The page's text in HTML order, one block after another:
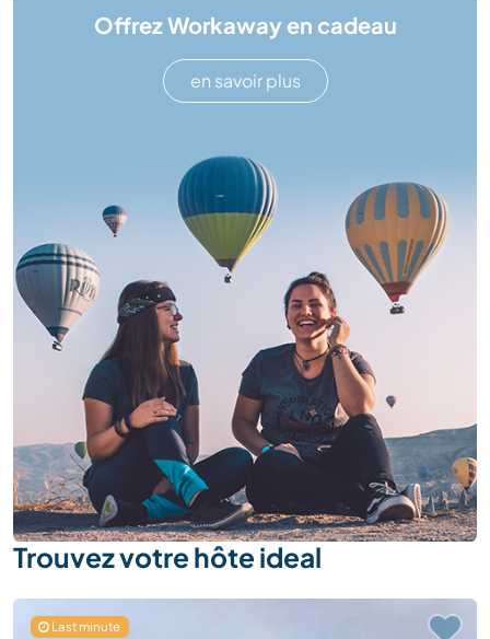
Offrez Workaway en cadeau
en savoir plus
Trouvez votre hôte ideal
Last minute